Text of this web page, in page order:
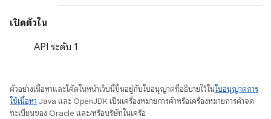
เปิดตัวใน
API ระดับ 1
ตัวอย่างเนื้อหาและโค้ดในหน้าเว็บนี้ขึ้นอยู่กับใบอนุญาตที่อธิบายไว้ในใบอนุญาตการ
ใช้เนื้อหา Java และ OpenJDK เป็นเครื่องหมายการค้าหรือเครื่องหมายการค้าจด
ทะเบียนของ Oracle และ/หรือบริษัทในเครือ